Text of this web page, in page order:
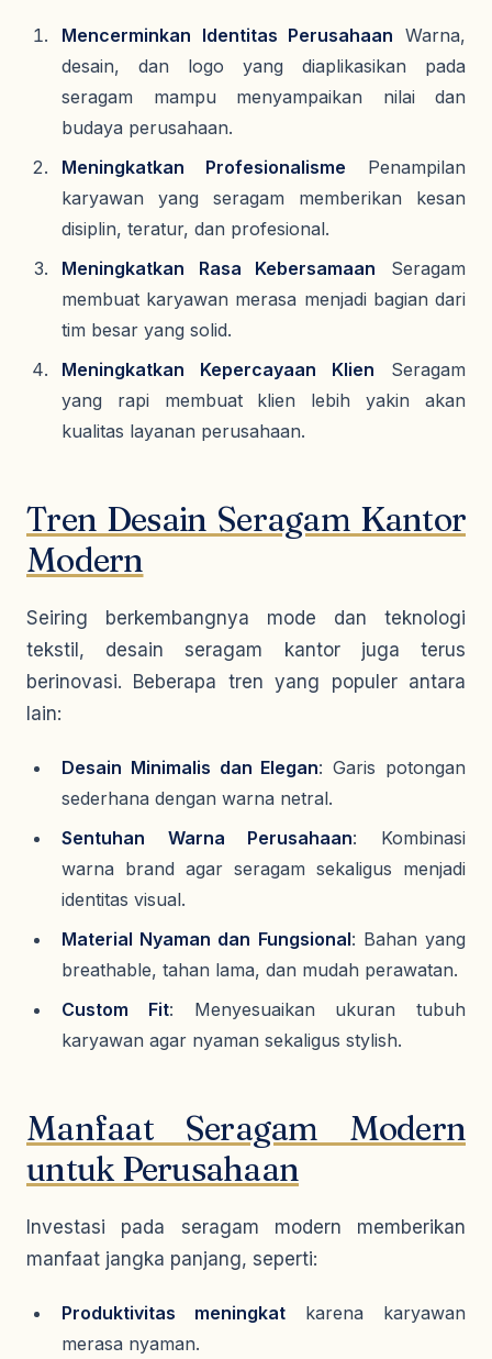
Mencerminkan Identitas Perusahaan Warna,
desain, dan logo yang diaplikasikan pada
seragam mampu menyampaikan nilai dan
budaya perusahaan.
Meningkatkan Profesionalisme Penampilan
karyawan yang seragam memberikan kesan
disiplin, teratur, dan profesional.
Meningkatkan Rasa Kebersamaan Seragam
membuat karyawan merasa menjadi bagian dari
tim besar yang solid.
Meningkatkan Kepercayaan Klien Seragam
yang rapi membuat klien lebih yakin akan
kualitas layanan perusahaan.
Tren Desain Seragam Kantor
Modern
Seiring berkembangnya mode dan teknologi
tekstil, desain seragam kantor juga terus
berinovasi. Beberapa tren yang populer antara
lain:
Desain Minimalis dan Elegan: Garis potongan
sederhana dengan warna netral.
Sentuhan Warna Perusahaan: Kombinasi
warna brand agar seragam sekaligus menjadi
identitas visual.
Material Nyaman dan Fungsional: Bahan yang
breathable, tahan lama, dan mudah perawatan.
Custom Fit: Menyesuaikan ukuran tubuh
karyawan agar nyaman sekaligus stylish.
Manfaat Seragam Modern
untuk Perusahaan
Investasi pada seragam modern memberikan
manfaat jangka panjang, seperti:
Produktivitas meningkat karena karyawan
merasa nyaman.